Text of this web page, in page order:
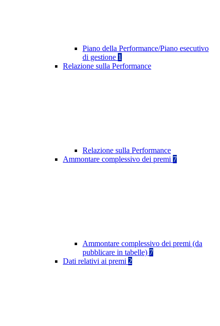
Piano della Performance/Piano esecutivo
di gestione 1
Relazione sulla Performance
Relazione sulla Performance
Ammontare complessivo dei premi 7
Ammontare complessivo dei premi (da
pubblicare in tabelle) 7
Dati relativi ai premi 2